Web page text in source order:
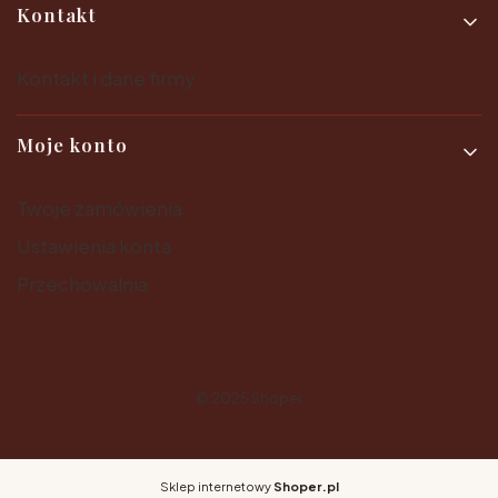
Kontakt
Moje konto
Sklep internetowy Shoper.pl